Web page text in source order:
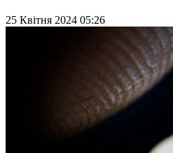
25 Квітня 2024 05:26